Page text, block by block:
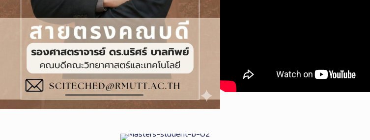
หลักสูตรระดับปริญญาตรี